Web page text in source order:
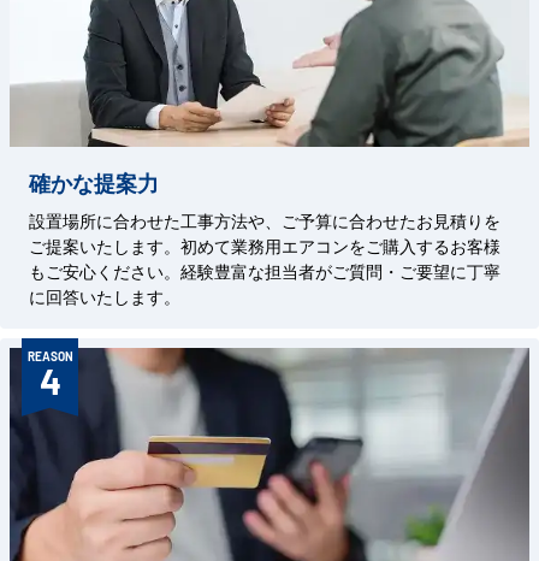
確かな提案力
設置場所に合わせた工事方法や、ご予算に合わせたお見積りを
ご提案いたします。初めて業務用エアコンをご購入するお客様
もご安心ください。経験豊富な担当者がご質問・ご要望に丁寧
に回答いたします。
REASON
4